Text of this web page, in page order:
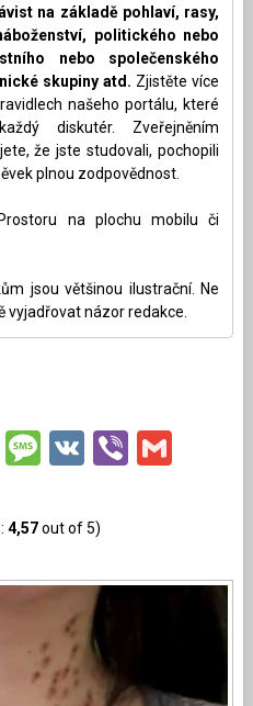
na základě pohlaví, rasy,
politického nebo
nebo společenského
skupiny atd. Zjistěte více
našeho portálu, které
diskutér. Zveřejněním
že jste studovali, pochopili
plnou zodpovědnost.
na plochu mobilu či
jsou většinou ilustrační. Ne
vyjadřovat názor redakce.
Message
VKViber
4,57out of 5)